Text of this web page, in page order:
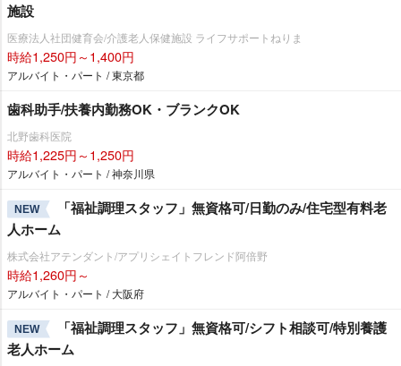
施設
医療法人社団健育会/介護老人保健施設 ライフサポートねりま
時給1,250円～1,400円
アルバイト・パート / 東京都
歯科助手/扶養内勤務OK・ブランクOK
北野歯科医院
時給1,225円～1,250円
アルバイト・パート / 神奈川県
NEW
「福祉調理スタッフ」無資格可/日勤のみ/住宅型有料老
人ホーム
株式会社アテンダント/アプリシェイトフレンド阿倍野
時給1,260円～
アルバイト・パート / 大阪府
NEW
「福祉調理スタッフ」無資格可/シフト相談可/特別養護
老人ホーム